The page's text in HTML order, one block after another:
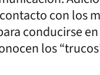
con los
conducirse
los